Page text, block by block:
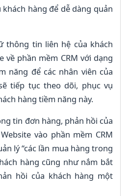
hàng để dễ dàng quản
thông tin liên hệ của khách
về phần mềm CRM với dạng
năng để các nhân viên của
tiếp tục theo dõi, phục vụ
hàng tiềm năng này.
tin đơn hàng, phản hồi của
vào phần mềm CRM
lý “các lần mua hàng trong
hàng cũng như nắm bắt
hồi của khách hàng một